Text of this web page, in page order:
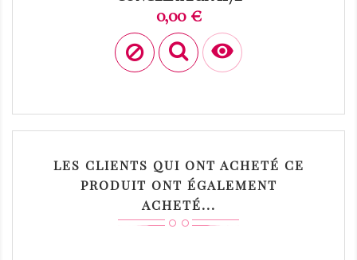
Prix
0,00 €

LES CLIENTS QUI ONT ACHETÉ CE
PRODUIT ONT ÉGALEMENT
ACHETÉ...